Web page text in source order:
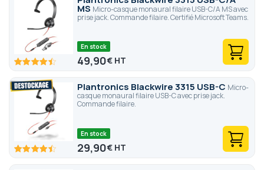
MS Micro-casque monaural filaire USB-C/A MS avec
prise jack. Commande filaire. Certifié Microsoft Teams.
89 100
En stock
49,90€
Plantronics Blackwire 3315 USB-C Micro-
casque monaural filaire USB-C avec prise jack.
Commande filaire.
89 100
En stock
29,90€